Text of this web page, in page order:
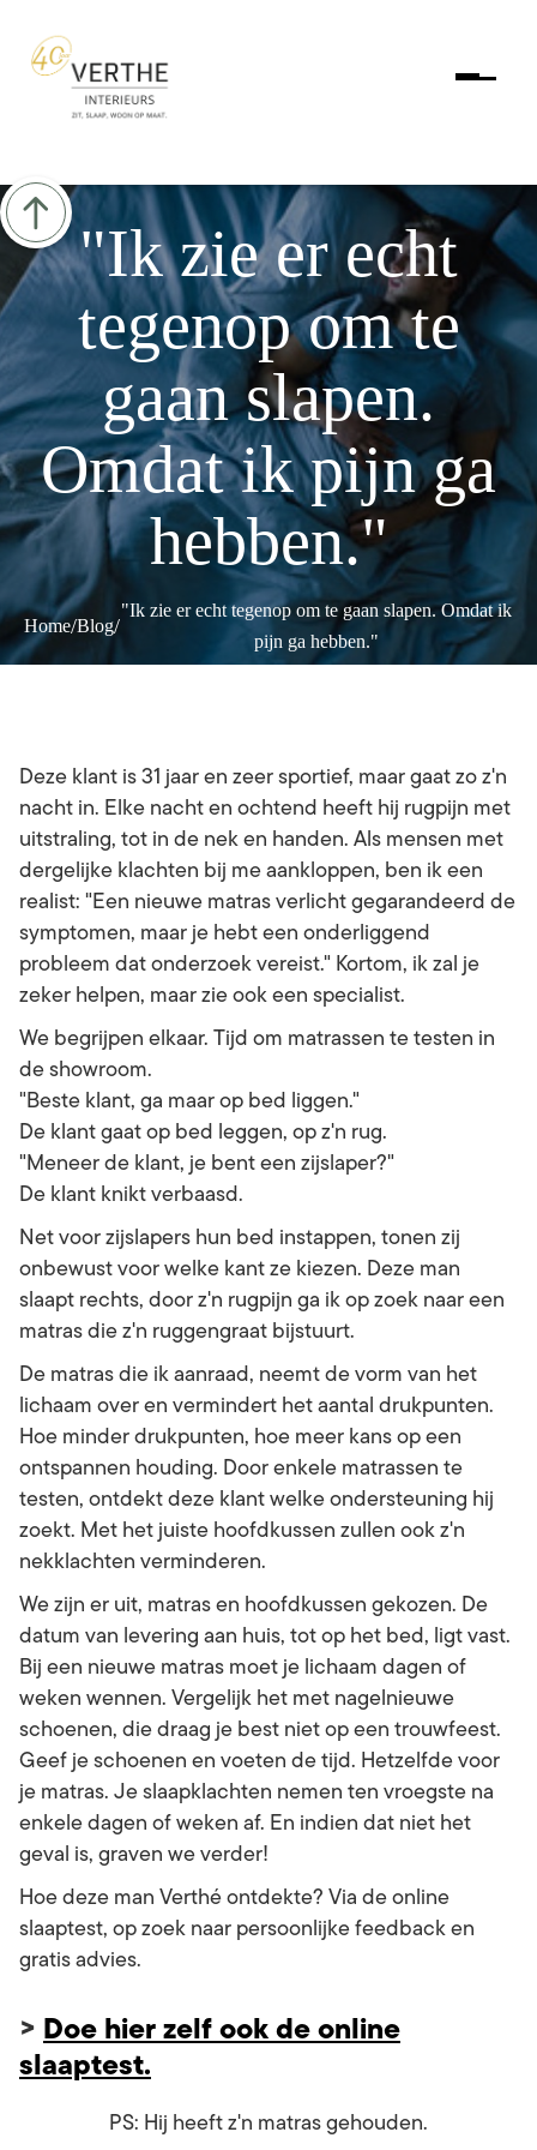
"Ik zie er echt
tegenop om te
gaan slapen.
Omdat ik pijn ga
hebben."
Home/Blog/
"Ik zie er echt tegenop om te gaan slapen. Omdat ik
pijn ga hebben."
Deze klant is 31 jaar en zeer sportief, maar gaat zo z'n
nacht in. Elke nacht en ochtend heeft hij rugpijn met
uitstraling, tot in de nek en handen. Als mensen met
dergelijke klachten bij me aankloppen, ben ik een
realist: "Een nieuwe matras verlicht gegarandeerd de
symptomen, maar je hebt een onderliggend
probleem dat onderzoek vereist." Kortom, ik zal je
zeker helpen, maar zie ook een specialist.
We begrijpen elkaar. Tijd om matrassen te testen in
de showroom.
"Beste klant, ga maar op bed liggen."
De klant gaat op bed leggen, op z'n rug.
"Meneer de klant, je bent een zijslaper?"
De klant knikt verbaasd.
Net voor zijslapers hun bed instappen, tonen zij
onbewust voor welke kant ze kiezen. Deze man
slaapt rechts, door z'n rugpijn ga ik op zoek naar een
matras die z'n ruggengraat bijstuurt.
De matras die ik aanraad, neemt de vorm van het
lichaam over en vermindert het aantal drukpunten.
Hoe minder drukpunten, hoe meer kans op een
ontspannen houding. Door enkele matrassen te
testen, ontdekt deze klant welke ondersteuning hij
zoekt. Met het juiste hoofdkussen zullen ook z'n
nekklachten verminderen.
We zijn er uit, matras en hoofdkussen gekozen. De
datum van levering aan huis, tot op het bed, ligt vast.
Bij een nieuwe matras moet je lichaam dagen of
weken wennen. Vergelijk het met nagelnieuwe
schoenen, die draag je best niet op een trouwfeest.
Geef je schoenen en voeten de tijd. Hetzelfde voor
je matras. Je slaapklachten nemen ten vroegste na
enkele dagen of weken af. En indien dat niet het
geval is, graven we verder!
Hoe deze man Verthé ontdekte? Via de online
slaaptest, op zoek naar persoonlijke feedback en
gratis advies.
> Doe hier zelf ook de online
slaaptest.
PS: Hij heeft z'n matras gehouden.